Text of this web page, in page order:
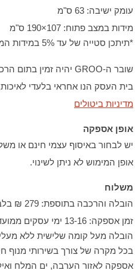
עומק ישיבה: 63 ס"מ
מידות במצב פתוח: 107×190 ס"מ
*תיתכן סטייה של עד 5% במידות המצוינות.
שובר ה-GROO יהיה זמין בתום הרכישה תחת 'החשבון שלי'
בית העסק הנו אחראי בלעדי
מדיניות ביטולים
אופן אספקה
יש לבחור באיסוף עצמי חינם או
אופן המימוש לא ניתן לשינוי.
משלוח
הובלה והרכבה בתוספת: 279 ₪ בלבד
זמן אספקה: 13-16 ימי עסקים ממועד קבלת השובר במייל.
הובלה מעל קומה שלישית ללא מעלית
בכל מקרה של צורך בשירותי מנוף
אספקה לאזור הערבה, ים המלח ואילת – ייתכן עיכוב של עד 30